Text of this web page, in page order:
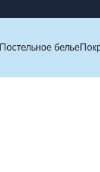
Постельное белье